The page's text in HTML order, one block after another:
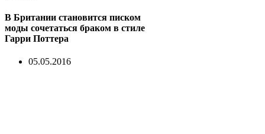
В Британии становится писком
моды сочетаться браком в стиле
Гарри Поттера
05.05.2016